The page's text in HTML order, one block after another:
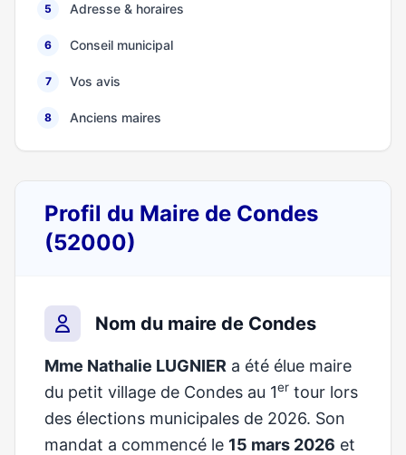
5 Adresse & horaires
6 Conseil municipal
7 Vos avis
8 Anciens maires
Profil du Maire de Condes
(52000)
Nom du maire de Condes
Mme Nathalie LUGNIER a été élue maire
du petit village de Condes au 1er tour lors
des élections municipales de 2026. Son
mandat a commencé le 15 mars 2026 et